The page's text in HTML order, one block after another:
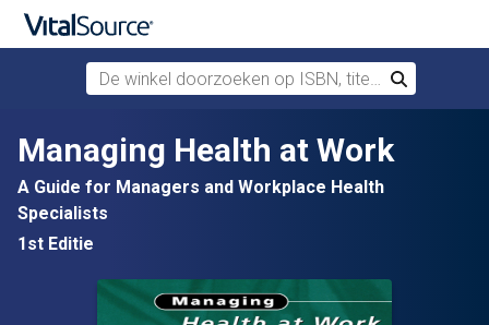
Verdergaan naar belangrijkste inhoud
De winkel doorzoeken op ISBN, titel of auteur
Zoek
Managing Health at Work
A Guide for Managers and Workplace Health
Specialists
1st Editie